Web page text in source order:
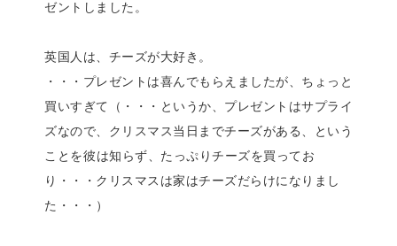
ゼントしました。
英国人は、チーズが大好き。
・・・プレゼントは喜んでもらえましたが、ちょっと
買いすぎて（・・・というか、プレゼントはサプライ
ズなので、クリスマス当日までチーズがある、という
ことを彼は知らず、たっぷりチーズを買ってお
り・・・クリスマスは家はチーズだらけになりまし
た・・・）